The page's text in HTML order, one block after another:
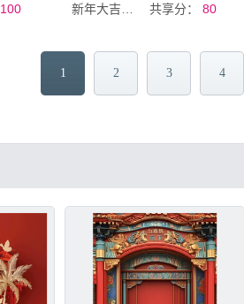
100 共享分： 80
1 2 3 4